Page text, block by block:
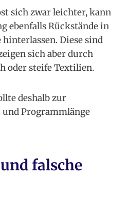
sich zwar leichter, kann
ebenfalls Rückstände in
Diese sind
sich aber durch
oder steife Textilien.
deshalb zur
Programmlänge
falsche